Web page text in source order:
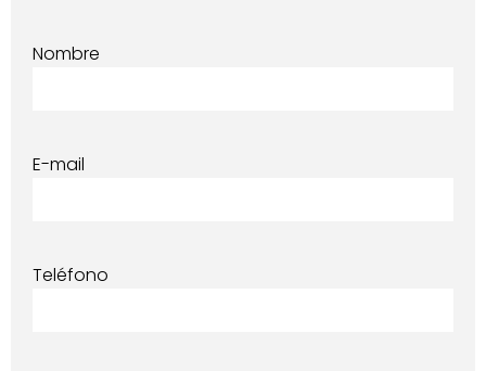
Nombre
E-mail
Teléfono